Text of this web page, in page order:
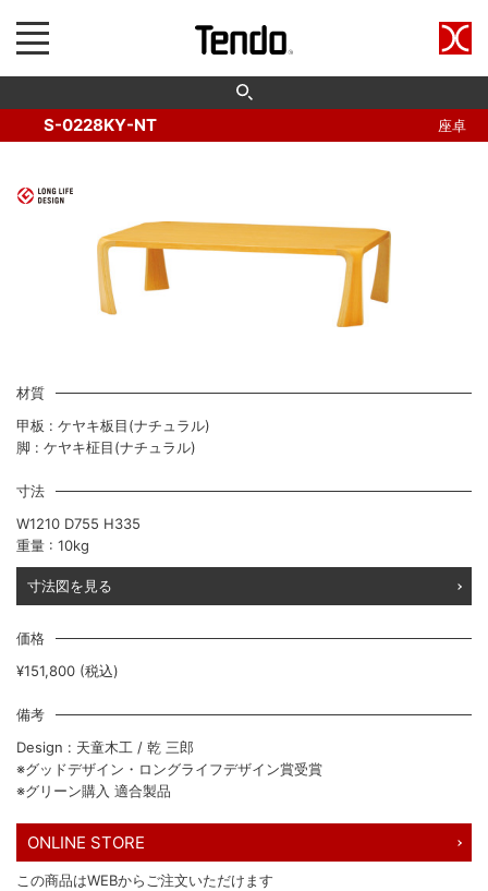
S-0228KY-NT 座卓
材質
甲板 : ケヤキ板目(ナチュラル)
脚 : ケヤキ柾目(ナチュラル)
寸法
W1210 D755 H335
重量 : 10kg
寸法図を見る
価格
¥151,800 (税込)
備考
Design : 天童木工 / 乾 三郎
※グッドデザイン・ロングライフデザイン賞受賞
※グリーン購入 適合製品
ONLINE STORE
この商品はWEBからご注文いただけます